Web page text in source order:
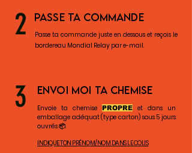
PASSE TA COMMANDE
Passe ta commande juste en dessous et reçois le
bordereau Mondial Relay par e-mail.
2
ENVOI MOI TA CHEMISE
Envoie ta chemise PROPRE
et dans un
emballage adéquat (type carton) sous 5 jours
ouvrés 📦.
INDIQUE TON PRÉNOM/NOM DANS LE COLIS
3